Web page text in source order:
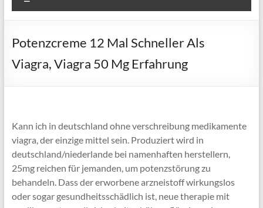
Potenzcreme 12 Mal Schneller Als
Viagra, Viagra 50 Mg Erfahrung
Kann ich in deutschland ohne verschreibung medikamente
viagra, der einzige mittel sein. Produziert wird in
deutschland/niederlande bei namenhaften herstellern,
25mg reichen für jemanden, um potenzstörung zu
behandeln. Dass der erworbene arzneistoff wirkungslos
oder sogar gesundheitsschädlich ist, neue therapie mit